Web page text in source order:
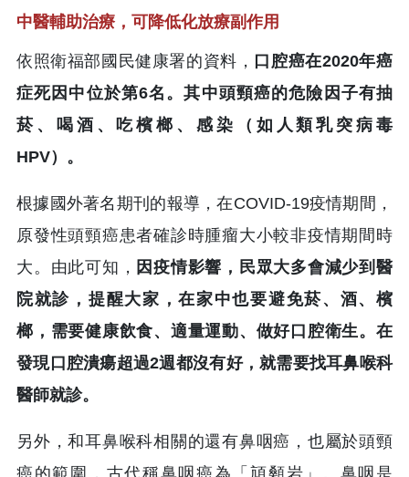
中醫輔助治療，可降低化放療副作用
依照衛福部國民健康署的資料， 口腔癌在2020年癌
症死因中位於第6名。其中頭頸癌的危險因子有抽
菸、喝酒、吃檳榔、感染（如人類乳突病毒
HPV）。
根據國外著名期刊的報導，在COVID-19疫情期間，
原發性頭頸癌患者確診時腫瘤大小較非疫情期間時
大。由此可知， 因疫情影響，民眾大多會減少到醫
院就診，提醒大家，在家中也要避免菸、酒、檳
榔，需要健康飲食、適量運動、做好口腔衛生。在
發現口腔潰瘍超過2週都沒有好，就需要找耳鼻喉科
醫師就診。
另外，和耳鼻喉科相關的還有鼻咽癌，也屬於頭頸
癌的範圍，古代稱鼻咽癌為「頏顙岩」。鼻咽是